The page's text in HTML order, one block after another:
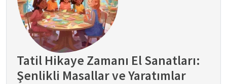
Tatil Hikaye Zamanı El Sanatları:
Şenlikli Masallar ve Yaratımlar